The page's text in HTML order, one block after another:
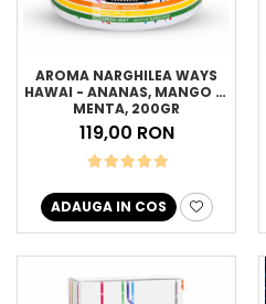
AROMA NARGHILEA WAYS
HAWAI - ANANAS, MANGO SI
MENTA, 200GR
119,00 RON
ADAUGA IN COS